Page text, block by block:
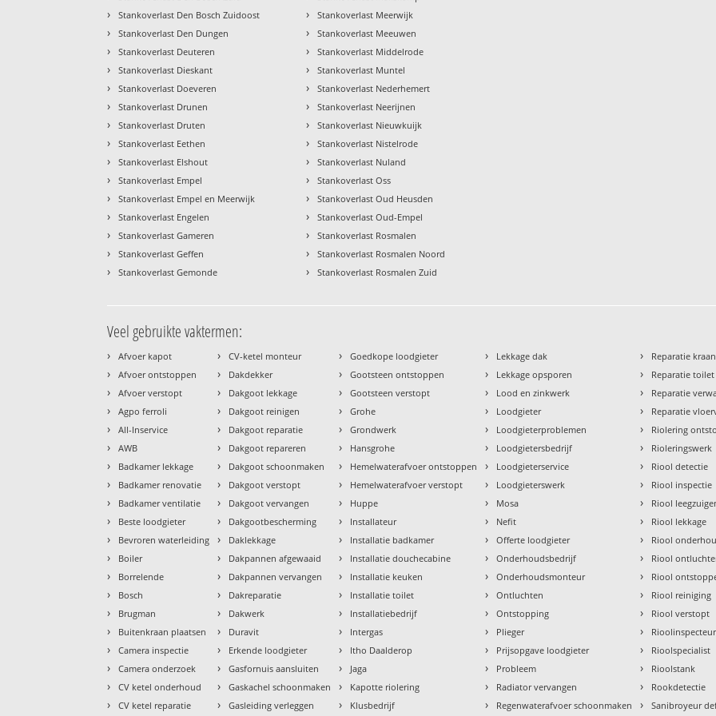
› Stankoverlast Den Bosch Zuidoost
› Stankoverlast Den Dungen
› Stankoverlast Deuteren
› Stankoverlast Dieskant
› Stankoverlast Doeveren
› Stankoverlast Drunen
› Stankoverlast Druten
› Stankoverlast Eethen
› Stankoverlast Elshout
› Stankoverlast Empel
› Stankoverlast Empel en Meerwijk
› Stankoverlast Engelen
› Stankoverlast Gameren
› Stankoverlast Geffen
› Stankoverlast Gemonde
› Stankoverlast Meerwijk
› Stankoverlast Meeuwen
› Stankoverlast Middelrode
› Stankoverlast Muntel
› Stankoverlast Nederhemert
› Stankoverlast Neerijnen
› Stankoverlast Nieuwkuijk
› Stankoverlast Nistelrode
› Stankoverlast Nuland
› Stankoverlast Oss
› Stankoverlast Oud Heusden
› Stankoverlast Oud-Empel
› Stankoverlast Rosmalen
› Stankoverlast Rosmalen Noord
› Stankoverlast Rosmalen Zuid
Veel gebruikte vaktermen:
› Afvoer kapot
› Afvoer ontstoppen
› Afvoer verstopt
› Agpo ferroli
› All-Inservice
› AWB
› Badkamer lekkage
› Badkamer renovatie
› Badkamer ventilatie
› Beste loodgieter
› Bevroren waterleiding
› Boiler
› Borrelende
› Bosch
› Brugman
› Buitenkraan plaatsen
› Camera inspectie
› Camera onderzoek
› CV ketel onderhoud
› CV ketel reparatie
› CV-ketel monteur
› Dakdekker
› Dakgoot lekkage
› Dakgoot reinigen
› Dakgoot reparatie
› Dakgoot repareren
› Dakgoot schoonmaken
› Dakgoot verstopt
› Dakgoot vervangen
› Dakgootbescherming
› Daklekkage
› Dakpannen afgewaaid
› Dakpannen vervangen
› Dakreparatie
› Dakwerk
› Duravit
› Erkende loodgieter
› Gasfornuis aansluiten
› Gaskachel schoonmaken
› Gasleiding verleggen
› Goedkope loodgieter
› Gootsteen ontstoppen
› Gootsteen verstopt
› Grohe
› Grondwerk
› Hansgrohe
› Hemelwaterafvoer ontstoppen
› Hemelwaterafvoer verstopt
› Huppe
› Installateur
› Installatie badkamer
› Installatie douchecabine
› Installatie keuken
› Installatie toilet
› Installatiebedrijf
› Intergas
› Itho Daalderop
› Jaga
› Kapotte riolering
› Klusbedrijf
› Lekkage dak
› Lekkage opsporen
› Lood en zinkwerk
› Loodgieter
› Loodgieterproblemen
› Loodgietersbedrijf
› Loodgieterservice
› Loodgieterswerk
› Mosa
› Nefit
› Offerte loodgieter
› Onderhoudsbedrijf
› Onderhoudsmonteur
› Ontluchten
› Ontstopping
› Plieger
› Prijsopgave loodgieter
› Probleem
› Radiator vervangen
› Regenwaterafvoer schoonmaken
› Reparatie kraan
› Reparatie toilet
› Reparatie
› Reparatie
› Riolering
› Rioleringswerk
› Riool detectie
› Riool inspectie
› Riool
› Riool lekkage
› Riool
› Riool
› Riool
› Riool reiniging
› Riool verstopt
› Rioolinspecteur
› Rioolspecialist
› Rioolstank
› Rookdetectie
› Sanibroyeur